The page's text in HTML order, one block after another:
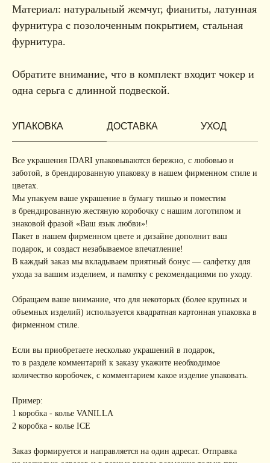
Материал: натуральный жемчуг, фианиты, латунная
фурнитура с позолоченным покрытием, стальная
фурнитура.
Обратите внимание, что в комплект входит чокер и
одна серьга с длинной подвеской.
УПАКОВКА ДОСТАВКА УХОД
Все украшения IDARI упаковываются бережно, с любовью и
заботой, в брендированную упаковку в нашем фирменном стиле и
цветах.
Мы упакуем ваше украшение в бумагу тишью и поместим
в брендированную жестяную коробочку с нашим логотипом и
знаковой фразой «Ваш язык любви»!
Пакет в нашем фирменном цвете и дизайне дополнит ваш
подарок, и создаст незабываемое впечатление!
В каждый заказ мы вкладываем приятный бонус — салфетку для
ухода за вашим изделием, и памятку с рекомендациями по уходу.
Обращаем ваше внимание, что для некоторых (более крупных и
объемных изделий) используется квадратная картонная упаковка в
фирменном стиле.
Если вы приобретаете несколько украшений в подарок,
то в разделе комментарий к заказу укажите необходимое
количество коробочек, с комментарием какое изделие упаковать.
Пример:
1 коробка - колье VANILLA
2 коробка - колье ICE
Заказ формируется и направляется на один адресат. Отправка